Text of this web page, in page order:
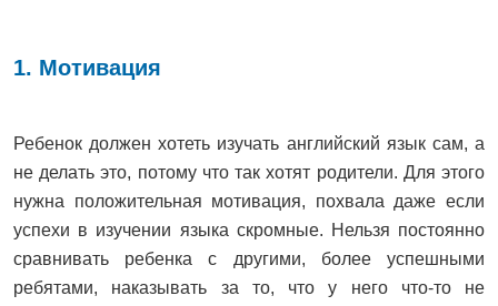
1. Мотивация
Ребенок должен хотеть изучать английский язык сам, а
не делать это, потому что так хотят родители. Для этого
нужна положительная мотивация, похвала даже если
успехи в изучении языка скромные. Нельзя постоянно
сравнивать ребенка с другими, более успешными
ребятами, наказывать за то, что у него что-то не